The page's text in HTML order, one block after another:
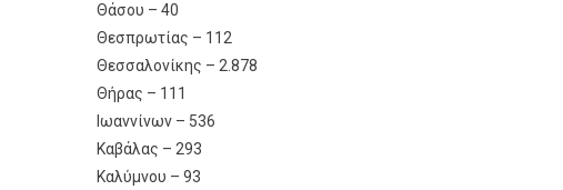
Θάσου – 40
Θεσπρωτίας – 112
Θεσσαλονίκης – 2.878
Θήρας – 111
Ιωαννίνων – 536
Καβάλας – 293
Καλύμνου – 93